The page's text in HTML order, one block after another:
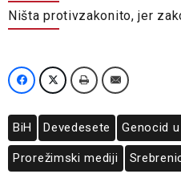
Ništa protivzakonito, jer
BiH Devedesete Genocid
Prorežimski mediji